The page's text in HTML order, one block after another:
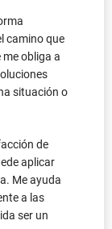
camino que
me obliga a
situación o
de
aplicar
Me ayuda
a las
ser un